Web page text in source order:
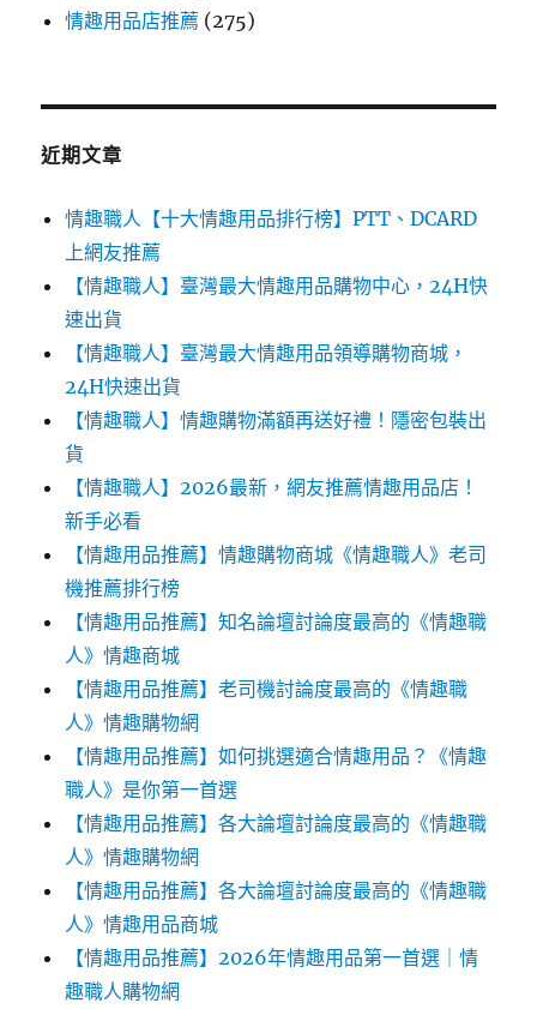
情趣用品店推薦 (275)
近期文章
情趣職人【十大情趣用品排行榜】PTT、DCARD
上網友推薦
【情趣職人】臺灣最大情趣用品購物中心，24H快
速出貨
【情趣職人】臺灣最大情趣用品領導購物商城，
24H快速出貨
【情趣職人】情趣購物滿額再送好禮！隱密包裝出
貨
【情趣職人】2026最新，網友推薦情趣用品店！
新手必看
【情趣用品推薦】情趣購物商城《情趣職人》老司
機推薦排行榜
【情趣用品推薦】知名論壇討論度最高的《情趣職
人》情趣商城
【情趣用品推薦】老司機討論度最高的《情趣職
人》情趣購物網
【情趣用品推薦】如何挑選適合情趣用品？《情趣
職人》是你第一首選
【情趣用品推薦】各大論壇討論度最高的《情趣職
人》情趣購物網
【情趣用品推薦】各大論壇討論度最高的《情趣職
人》情趣用品商城
【情趣用品推薦】2026年情趣用品第一首選｜情
趣職人購物網